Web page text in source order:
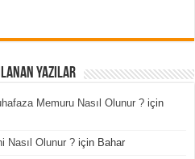
Yazılar
Memuru Nasıl Olunur ?için
Nasıl Olunur ?için Bahar